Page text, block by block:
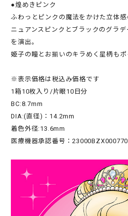
●煌めきピンク
ふわっとピンクの魔法をかけた立体
ニュアンスピンクとブラックのグラ
を演出。
姫子の瞳とお揃いのキラめく星柄もポ
※表示価格は税込み価格です
1箱10枚入り/片眼10日分
BC:8.7mm
DIA:(直径)：14.2mm
着色外径:13.6mm
医療機器承認番号：